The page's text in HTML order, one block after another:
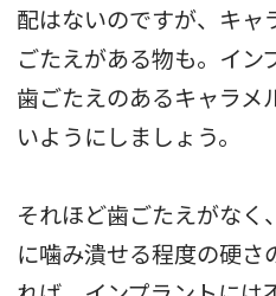
配はないのですが、キャ
ごたえがある物も。イン
歯ごたえのあるキャラメ
いようにしましょう。
それほど歯ごたえがな
に噛み潰せる程度の硬さ